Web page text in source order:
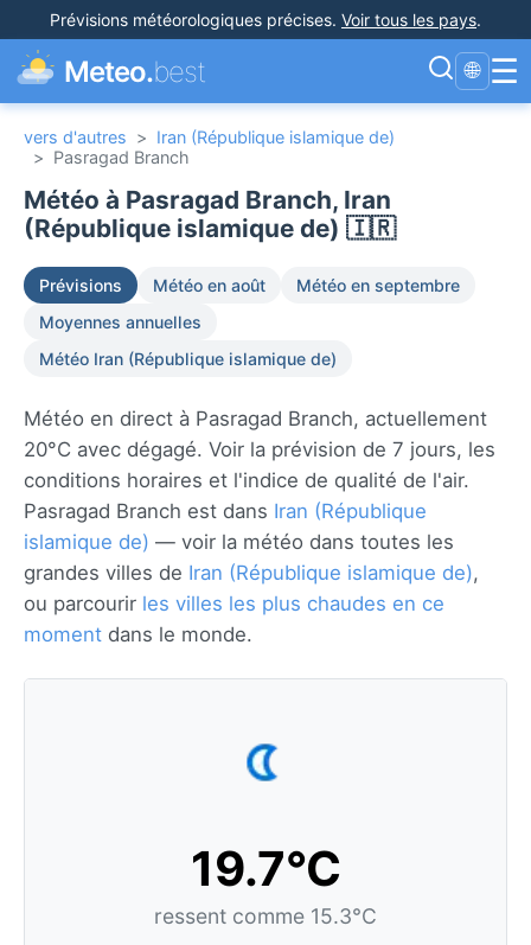
Prévisions météorologiques précises. Voir tous les pays.
Meteo.best 🌐 ☰
vers d'autres > Iran (République islamique de)
> Pasragad Branch
Météo à Pasragad Branch, Iran
(République islamique de) 🇮🇷
Prévisions Météo en août
Météo en septembre
Moyennes annuelles
Météo Iran (République islamique de)
Météo en direct à Pasragad Branch, actuellement
20°C avec dégagé. Voir la prévision de 7 jours, les
conditions horaires et l'indice de qualité de l'air.
Pasragad Branch est dans Iran (République
islamique de) — voir la météo dans toutes les
grandes villes de Iran (République islamique de),
ou parcourir les villes les plus chaudes en ce
moment dans le monde.
19.7°C
ressent comme 15.3°C